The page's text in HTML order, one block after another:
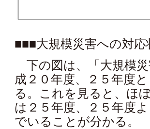
■■■大規模災害への対応
下の図は、「大規模
成２０年度、２５年度
る。これを見ると、ほ
は２５年度、２５年度
でいることが分かる。